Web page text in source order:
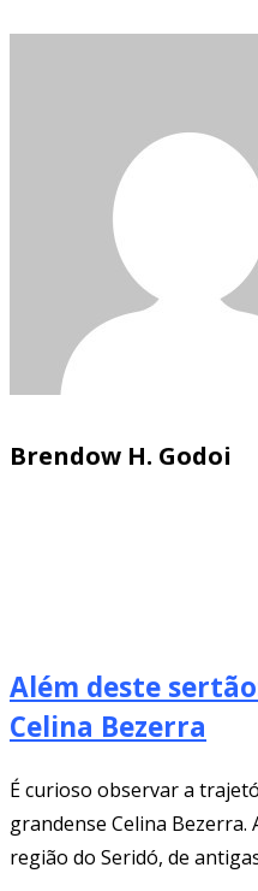
Brendow H. Godoi
Além deste
Celina Bezerra
É curioso observar a
grandense Celina Bezerra.
região do Seridó, de